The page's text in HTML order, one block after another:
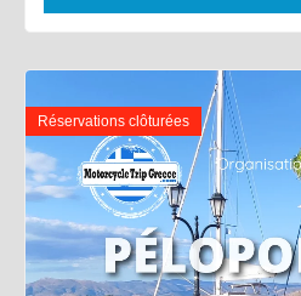
Réservations clôturées